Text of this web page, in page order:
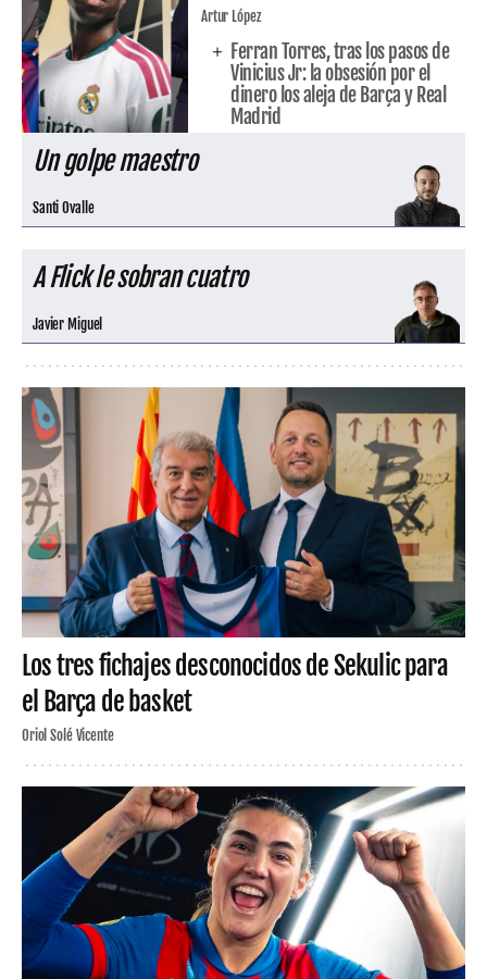
Artur López
Ferran Torres, tras los pasos de
Vinicius Jr: la obsesión por el
dinero los aleja de Barça y Real
Madrid
Un golpe maestro
Santi Ovalle
A Flick le sobran cuatro
Javier Miguel
Los tres fichajes desconocidos de Sekulic para
el Barça de basket
Oriol Solé Vicente